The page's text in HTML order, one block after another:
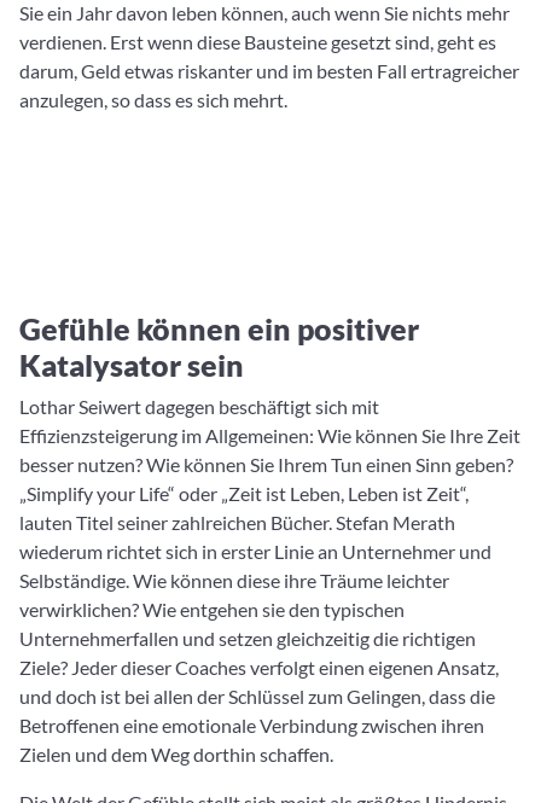
Sie ein Jahr davon leben können, auch wenn Sie nichts mehr
verdienen. Erst wenn diese Bausteine gesetzt sind, geht es
darum, Geld etwas riskanter und im besten Fall ertragreicher
anzulegen, so dass es sich mehrt.
Gefühle können ein positiver
Katalysator sein
Lothar Seiwert dagegen beschäftigt sich mit
Effizienzsteigerung im Allgemeinen: Wie können Sie Ihre Zeit
besser nutzen? Wie können Sie Ihrem Tun einen Sinn geben?
„Simplify your Life“ oder „Zeit ist Leben, Leben ist Zeit“,
lauten Titel seiner zahlreichen Bücher. Stefan Merath
wiederum richtet sich in erster Linie an Unternehmer und
Selbständige. Wie können diese ihre Träume leichter
verwirklichen? Wie entgehen sie den typischen
Unternehmerfallen und setzen gleichzeitig die richtigen
Ziele? Jeder dieser Coaches verfolgt einen eigenen Ansatz,
und doch ist bei allen der Schlüssel zum Gelingen, dass die
Betroffenen eine emotionale Verbindung zwischen ihren
Zielen und dem Weg dorthin schaffen.